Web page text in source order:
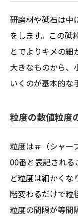
研磨材や砥石は中
をします。この砥
とでよりキメの細
大きなものから、
いくのが基本的な
粒度の数値粒度
粒度は＃（シャー
00番と表記される
ど粒度は細かくな
階変わるだけで粒
粒度の間隔が等間